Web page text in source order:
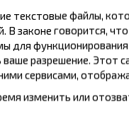
скидки и другие
на получение
текстовые файлы,
В законе говорится,
для
разрешение. Этот
сервисами,
изменить или